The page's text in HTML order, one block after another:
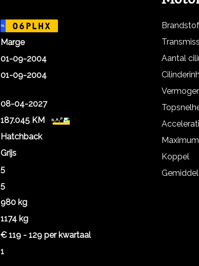
NL 06PLHX
Marge
01-09-2004
01-09-2004
08-04-2027
187.045 KM
Hatchback
Grijs
5
5
980 kg
1174 kg
€ 119 - 129 per kwartaal
1
Brandstof
Aantal
Koppel